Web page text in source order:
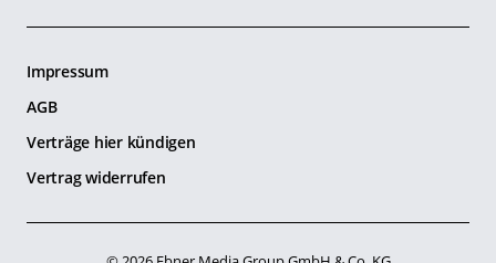
Impressum
AGB
Verträge hier kündigen
Vertrag widerrufen